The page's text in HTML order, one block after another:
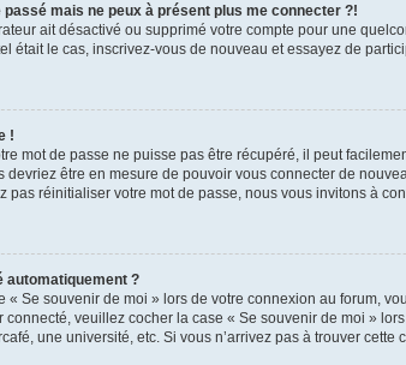
mais ne peux à présent plus me connecter ?!
ait désactivé ou supprimé votre compte pour une
était le cas, inscrivez-vous de nouveau et essayez de
!
mot de passe ne puisse pas être récupéré, il peut
devriez être en mesure de pouvoir vous connecter de
pas réinitialiser votre mot de passe, nous vous invitons à
automatiquement ?
« Se souvenir de moi » lors de votre connexion au forum,
connecté, veuillez cocher la case « Se souvenir de moi »
une université, etc. Si vous n’arrivez pas à trouver